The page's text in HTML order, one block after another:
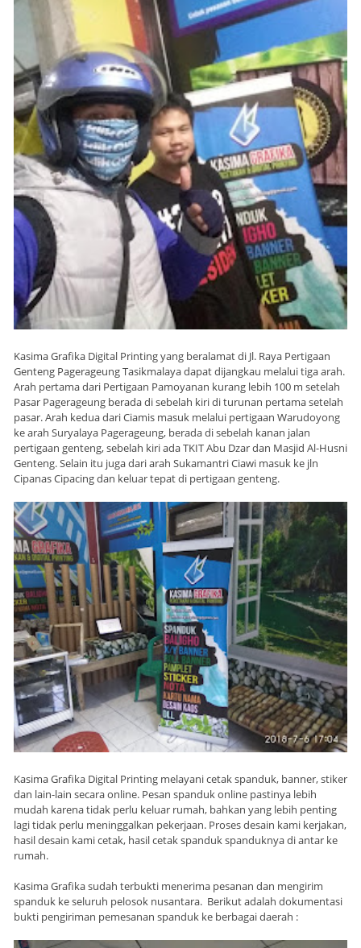
Kasima Grafika Digital Printing yang beralamat di Jl. Raya Pertigaan
Genteng Pagerageung Tasikmalaya dapat dijangkau melalui tiga arah.
Arah pertama dari Pertigaan Pamoyanan kurang lebih 100 m setelah
Pasar Pagerageung berada di sebelah kiri di turunan pertama setelah
pasar. Arah kedua dari Ciamis masuk melalui pertigaan Warudoyong
ke arah Suryalaya Pagerageung, berada di sebelah kanan jalan
pertigaan genteng, sebelah kiri ada TKIT Abu Dzar dan Masjid Al-Husni
Genteng. Selain itu juga dari arah Sukamantri Ciawi masuk ke jln
Cipanas Cipacing dan keluar tepat di pertigaan genteng.
Kasima Grafika Digital Printing melayani cetak spanduk, banner, stiker
dan lain-lain secara online. Pesan spanduk online pastinya lebih
mudah karena tidak perlu keluar rumah, bahkan yang lebih penting
lagi tidak perlu meninggalkan pekerjaan. Proses desain kami kerjakan,
hasil desain kami cetak, hasil cetak spanduk spanduknya di antar ke
rumah.
Kasima Grafika sudah terbukti menerima pesanan dan mengirim
spanduk ke seluruh pelosok nusantara. Berikut adalah dokumentasi
bukti pengiriman pemesanan spanduk ke berbagai daerah :